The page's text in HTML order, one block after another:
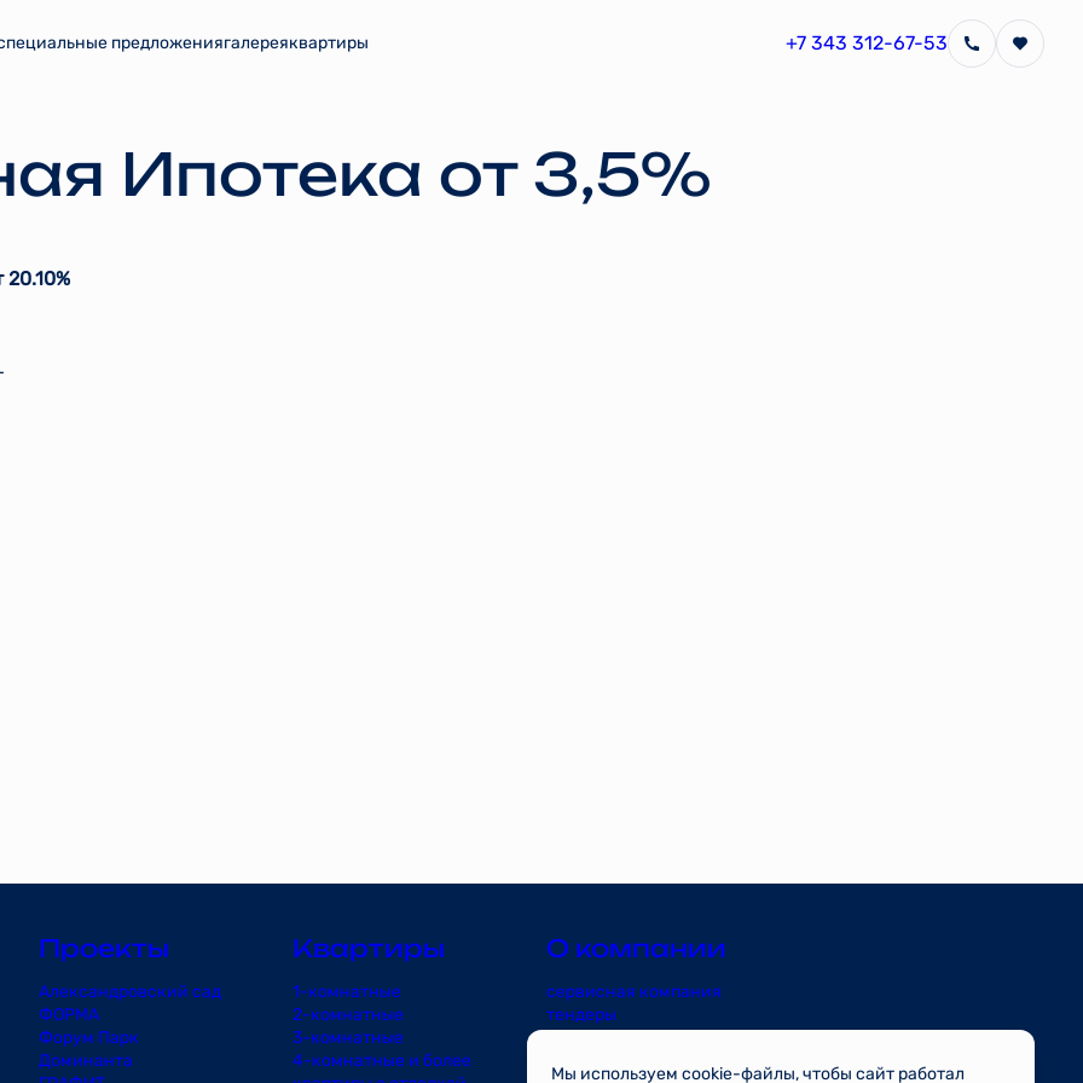
предложениягалереяквартиры +7 343 312-67-53
Ипотека от 3,5%
20.10%
Проекты
Александровский сад
ФОРМА
Форум Парк
Доминанта
Квартиры
1-комнатные
2-комнатные
3-комнатные
4-комнатные и более
О компании
сервисная компания
тендеры
Мы используем cookie-файлы, чтобы сайт работал